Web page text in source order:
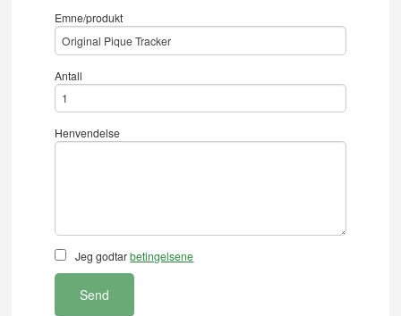
Emne/produkt
Antall
Henvendelse
Jeg godtarbetingelsene
Send